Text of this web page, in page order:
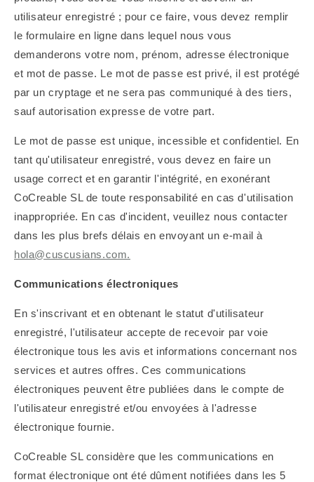
utilisateur enregistré ; pour ce faire, vous devez remplir
le formulaire en ligne dans lequel nous vous
demanderons votre nom, prénom, adresse électronique
et mot de passe. Le mot de passe est privé, il est protégé
par un cryptage et ne sera pas communiqué à des tiers,
sauf autorisation expresse de votre part.
Le mot de passe est unique, incessible et confidentiel. En
tant qu'utilisateur enregistré, vous devez en faire un
usage correct et en garantir l'intégrité, en exonérant
CoCreable SL de toute responsabilité en cas d'utilisation
inappropriée. En cas d'incident, veuillez nous contacter
dans les plus brefs délais en envoyant un e-mail à
hola@cuscusians.com.
Communications électroniques
En s'inscrivant et en obtenant le statut d'utilisateur
enregistré, l'utilisateur accepte de recevoir par voie
électronique tous les avis et informations concernant nos
services et autres offres. Ces communications
électroniques peuvent être publiées dans le compte de
l'utilisateur enregistré et/ou envoyées à l'adresse
électronique fournie.
CoCreable SL considère que les communications en
format électronique ont été dûment notifiées dans les 5